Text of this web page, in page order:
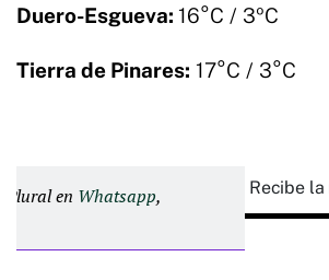
Duero-Esgueva: 16°C / 3ºC
Tierra de Pinares: 17°C / 3°C
Plural en Whatsapp, Recibe